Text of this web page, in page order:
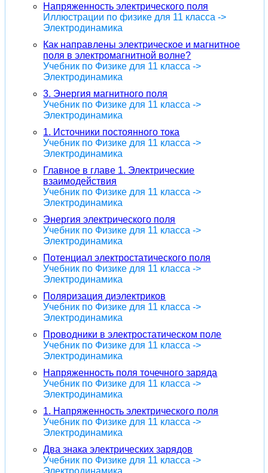
Напряженность электрического поля
Иллюстрации по физике для 11 класса ->
Электродинамика
Как направлены электрическое и магнитное
поля в электромагнитной волне?
Учебник по Физике для 11 класса ->
Электродинамика
3. Энергия магнитного поля
Учебник по Физике для 11 класса ->
Электродинамика
1. Источники постоянного тока
Учебник по Физике для 11 класса ->
Электродинамика
Главное в главе 1. Электрические
взаимодействия
Учебник по Физике для 11 класса ->
Электродинамика
Энергия электрического поля
Учебник по Физике для 11 класса ->
Электродинамика
Потенциал электростатического поля
Учебник по Физике для 11 класса ->
Электродинамика
Поляризация диэлектриков
Учебник по Физике для 11 класса ->
Электродинамика
Проводники в электростатическом поле
Учебник по Физике для 11 класса ->
Электродинамика
Напряженность поля точечного заряда
Учебник по Физике для 11 класса ->
Электродинамика
1. Напряженность электрического поля
Учебник по Физике для 11 класса ->
Электродинамика
Два знака электрических зарядов
Учебник по Физике для 11 класса ->
Электродинамика